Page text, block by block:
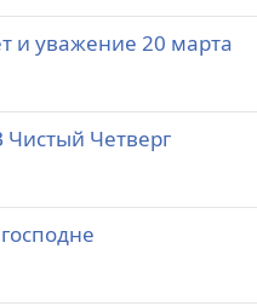
и уважение 20 марта
Четверг